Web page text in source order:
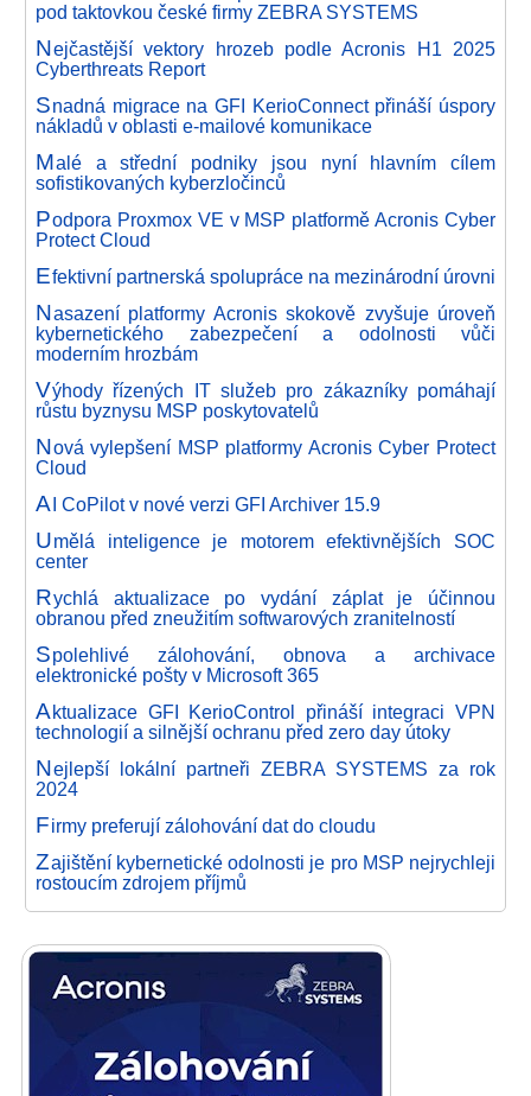
pod taktovkou české firmy ZEBRA SYSTEMS
Nejčastější vektory hrozeb podle Acronis H1 2025
Cyberthreats Report
Snadná migrace na GFI KerioConnect přináší úspory
nákladů v oblasti e-mailové komunikace
Malé a střední podniky jsou nyní hlavním cílem
sofistikovaných kyberzločinců
Podpora Proxmox VE v MSP platformě Acronis Cyber
Protect Cloud
Efektivní partnerská spolupráce na mezinárodní úrovni
Nasazení platformy Acronis skokově zvyšuje úroveň
kybernetického zabezpečení a odolnosti vůči
moderním hrozbám
Výhody řízených IT služeb pro zákazníky pomáhají
růstu byznysu MSP poskytovatelů
Nová vylepšení MSP platformy Acronis Cyber Protect
Cloud
AI CoPilot v nové verzi GFI Archiver 15.9
Umělá inteligence je motorem efektivnějších SOC
center
Rychlá aktualizace po vydání záplat je účinnou
obranou před zneužitím softwarových zranitelností
Spolehlivé zálohování, obnova a archivace
elektronické pošty v Microsoft 365
Aktualizace GFI KerioControl přináší integraci VPN
technologií a silnější ochranu před zero day útoky
Nejlepší lokální partneři ZEBRA SYSTEMS za rok
2024
Firmy preferují zálohování dat do cloudu
Zajištění kybernetické odolnosti je pro MSP nejrychleji
rostoucím zdrojem příjmů